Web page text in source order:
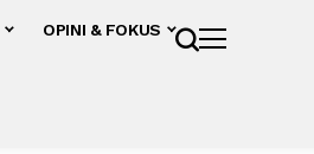
OPINI & FOKUS